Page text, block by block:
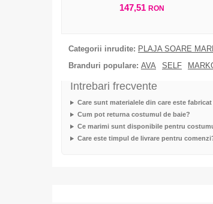
147,51 RON
Categorii inrudite: PLAJA SOARE
Branduri populare: AVA SELF
Intrebari frecvente
Care sunt materialele din care este
Cum pot returna costumul de baie?
Ce marimi sunt disponibile pentru
Care este timpul de livrare pentru